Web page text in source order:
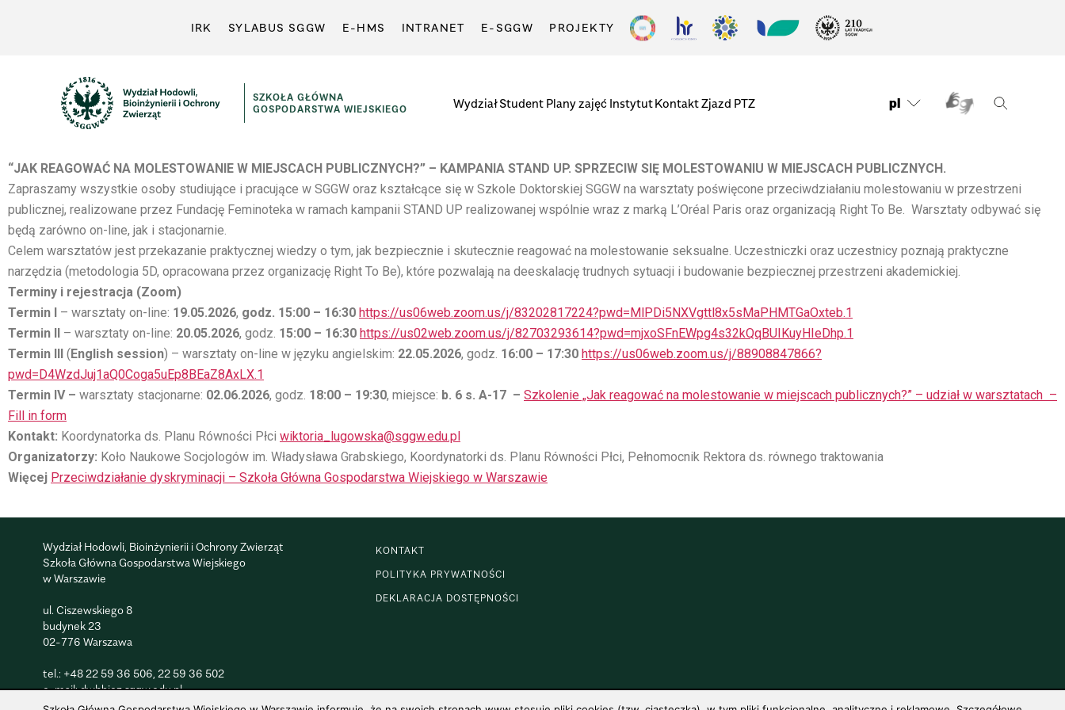
IRK SYLABUS SGGW E-HMS INTRANET E-SGGW PROJEKTY
SZKOŁA GŁÓWNA
GOSPODARSTWA WIEJSKIEGO
WydziałStudent Plany zajęć InstytutKontaktZjazd PTZ pl
“JAK REAGOWAĆ NA MOLESTOWANIE W MIEJSCACH PUBLICZNYCH?” – KAMPANIA STAND UP. SPRZECIW SIĘ MOLESTOWANIU W MIEJSCACH PUBLICZNYCH.
Zapraszamy wszystkie osoby studiujące i pracujące w SGGW oraz kształcące się w Szkole Doktorskiej SGGW na warsztaty poświęcone przeciwdziałaniu molestowaniu w przestrzeni
publicznej, realizowane przez Fundację Feminoteka w ramach kampanii STAND UP realizowanej wspólnie wraz z marką L’Oréal Paris oraz organizacją Right To Be. Warsztaty odbywać się
będą zarówno on-line, jak i stacjonarnie.
Celem warsztatów jest przekazanie praktycznej wiedzy o tym, jak bezpiecznie i skutecznie reagować na molestowanie seksualne. Uczestniczki oraz uczestnicy poznają praktyczne
narzędzia (metodologia 5D, opracowana przez organizację Right To Be), które pozwalają na deeskalację trudnych sytuacji i budowanie bezpiecznej przestrzeni akademickiej.
Terminy i rejestracja (Zoom)
Termin I – warsztaty on-line: 19.05.2026, godz. 15:00 – 16:30 https://us06web.zoom.us/j/83202817224?pwd=MlPDi5NXVgttl8x5sMaPHMTGaOxteb.1
Termin II – warsztaty on-line: 20.05.2026, godz. 15:00 – 16:30 https://us02web.zoom.us/j/82703293614?pwd=mjxoSFnEWpg4s32kQqBUIKuyHIeDhp.1
Termin III (English session) – warsztaty on-line w języku angielskim: 22.05.2026, godz. 16:00 – 17:30 https://us06web.zoom.us/j/88908847866?
pwd=D4WzdJuj1aQ0Coga5uEp8BEaZ8AxLX.1
Termin IV – warsztaty stacjonarne: 02.06.2026, godz. 18:00 – 19:30, miejsce: b. 6 s. A-17 – Szkolenie „Jak reagować na molestowanie w miejscach publicznych?” – udział w warsztatach –
Fill in form
Kontakt: Koordynatorka ds. Planu Równości Płci wiktoria_lugowska@sggw.edu.pl
Organizatorzy: Koło Naukowe Socjologów im. Władysława Grabskiego, Koordynatorki ds. Planu Równości Płci, Pełnomocnik Rektora ds. równego traktowania
Więcej Przeciwdziałanie dyskryminacji – Szkoła Główna Gospodarstwa Wiejskiego w Warszawie
Wydział Hodowli, Bioinżynierii i Ochrony Zwierząt
Szkoła Główna Gospodarstwa Wiejskiego
w Warszawie
ul. Ciszewskiego 8
budynek 23
02-776 Warszawa
tel.: +48 22 59 36 506 , 22 59 36 502
e-mail:dwhbioz.sggw.edu.pl
KONTAKT
POLITYKA PRYWATNOŚCI
DEKLARACJA DOSTĘPNOŚCI